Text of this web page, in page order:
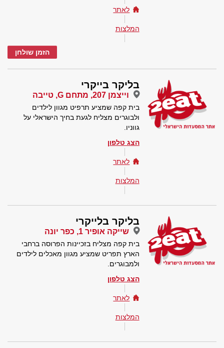
לאתר
המלצות
הזמן שולחן
בליקר בייקרי
וייצמן 207, מתחם G, טייבה
בית קפה שמציע תרפיט מגוון לילדים
ולבוגרים מצליח לגעת בחיך הישראלי על
גווניו.
הצג טלפון
לאתר
המלצות
בליקר בלייקרי
שייקה אופיר 1, כפר יונה
בית קפה מצליח בזכיינות הפרוסה ברחבי
הארץ תפריט שמציע מגוון מאכלים לילדים
ולמבוגרים.
הצג טלפון
לאתר
המלצות